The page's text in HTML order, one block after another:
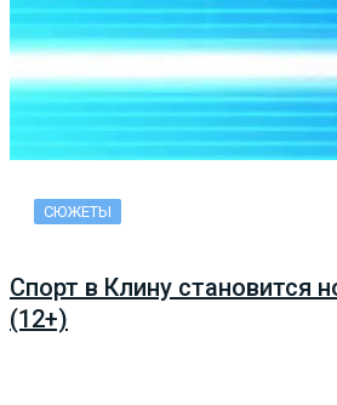
СЮЖЕТЫ
Спорт в Клину становится
(12+)